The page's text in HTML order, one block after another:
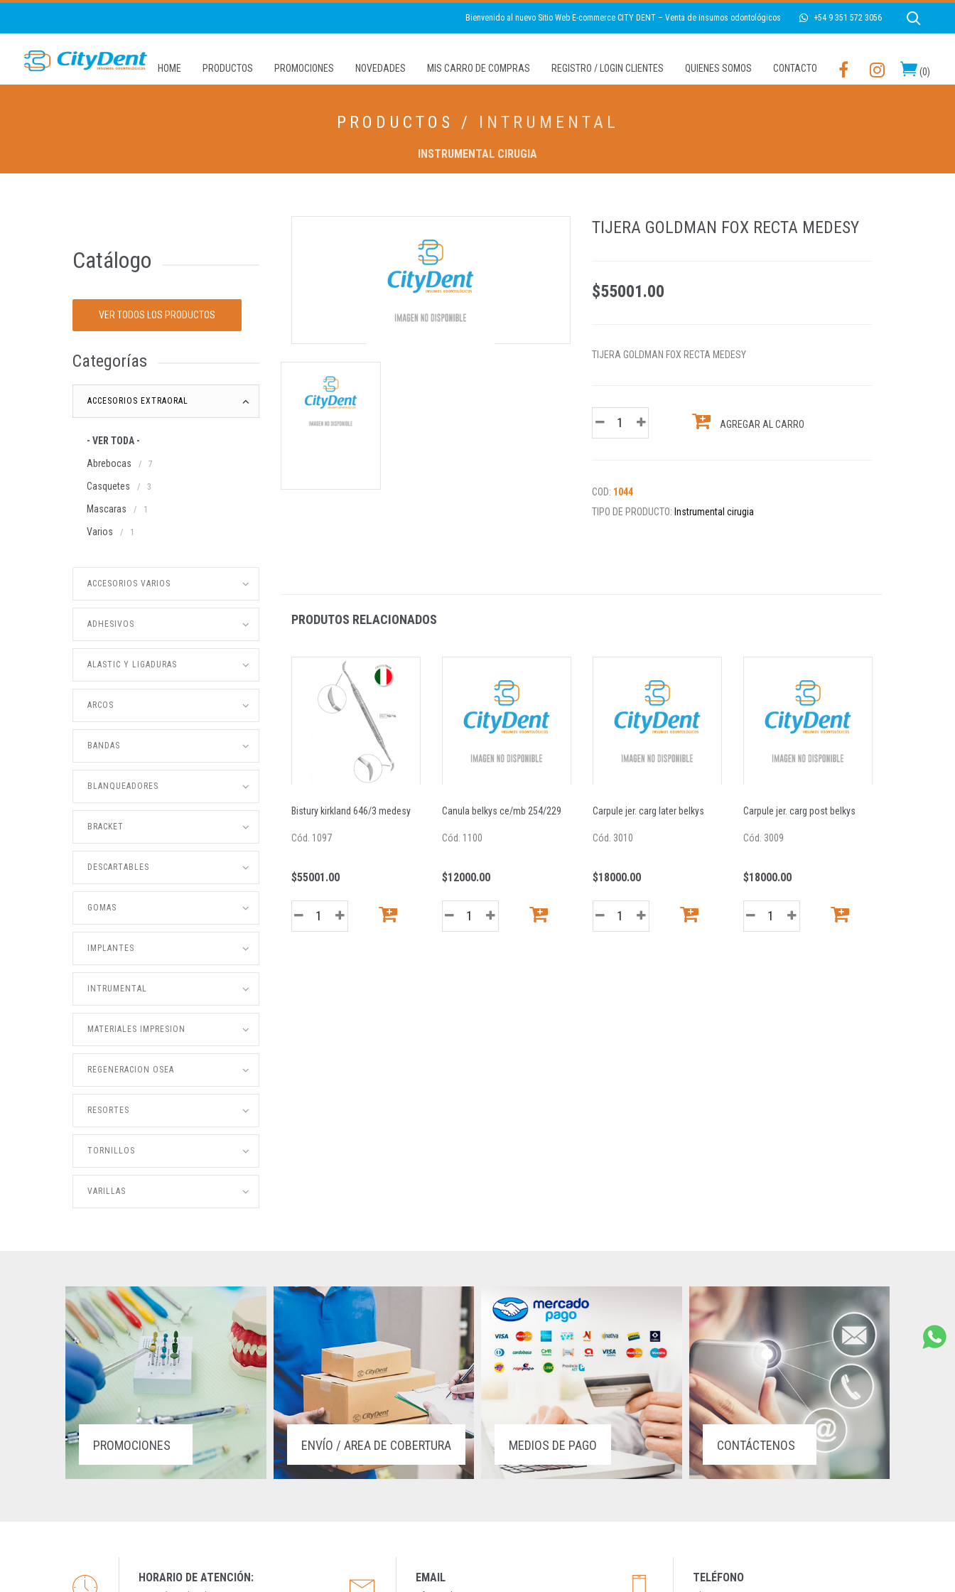
Bienvenido al nuevo Sitio Web E-commerce CITY DENT – Venta de insumos odontológicos +54 9 351 572 3056
HOME PRODUCTOS PROMOCIONES NOVEDADES MIS CARRO DE COMPRAS REGISTRO / LOGIN CLIENTES QUIENES SOMOS CONTACTO (0)
PRODUCTOS / INTRUMENTAL
INSTRUMENTAL CIRUGIA
Catálogo
VER TODOS LOS PRODUCTOS
Categorías
ACCESORIOS EXTRAORAL
- VER TODA -
Abrebocas
/ 7
Casquetes / 3
Mascaras / 1
Varios / 1
ACCESORIOS VARIOS
ADHESIVOS
ALASTIC Y LIGADURAS
ARCOS
BANDAS
BLANQUEADORES
BRACKET
DESCARTABLES
GOMAS
IMPLANTES
INTRUMENTAL
MATERIALES IMPRESION
REGENERACION OSEA
RESORTES
TORNILLOS
VARILLAS
TIJERA GOLDMAN FOX RECTA MEDESY
$55001.00
TIJERA GOLDMAN FOX RECTA MEDESY
AGREGAR AL CARRO
COD: 1044
TIPO DE PRODUCTO: Instrumental cirugia
PRODUTOS RELACIONADOS
Bistury kirkland 646/3 medesy
Cód. 1097
$55001.00
Canula belkys ce/mb 254/229
Cód. 1100
$12000.00
Carpule jer. carg later belkys
Cód. 3010
$18000.00
Carpule jer. carg post belkys
Cód. 3009
$18000.00
PROMOCIONES ENVÍO / AREA DE COBERTURA MEDIOS DE PAGO CONTÁCTENOS
HORARIO DE ATENCIÓN: EMAIL TELÉFONO